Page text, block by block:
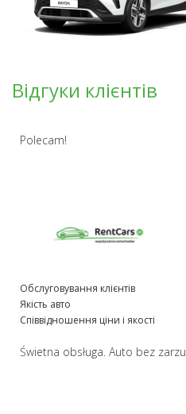
Відгуки клієнтів
Polecam!
Обслуговування клієнтів
Якість авто
Співвідношення ціни і якості
Świetna obsługa. Auto bez